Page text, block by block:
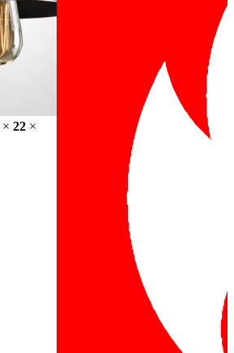
× 22 ×